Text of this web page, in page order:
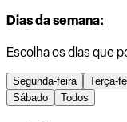
Dias da semana:
Escolha os dias que
Segunda-feira Terça-
Sábado
Todos